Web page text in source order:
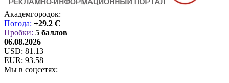
Академгородок:
Погода: +29.2 C
Пробки: 5 баллов
06.08.2026
USD: 81.13
EUR: 93.58
Мы в соцсетях: